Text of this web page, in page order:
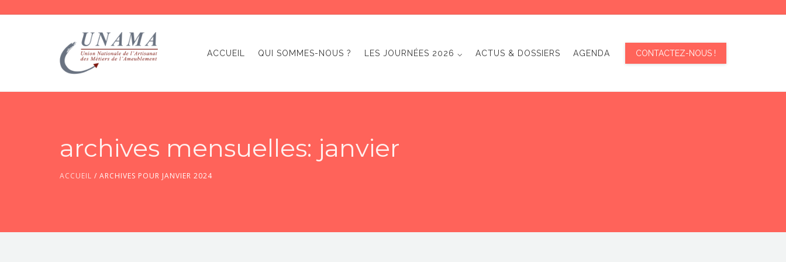
ACCUEIL QUI SOMMES-NOUS ? LES JOURNÉES 2026 ⌵ ACTUS & DOSSIERS AGENDA CONTACTEZ-NOUS !
archives mensuelles: janvier
ACCUEIL / ARCHIVES POUR JANVIER 2024